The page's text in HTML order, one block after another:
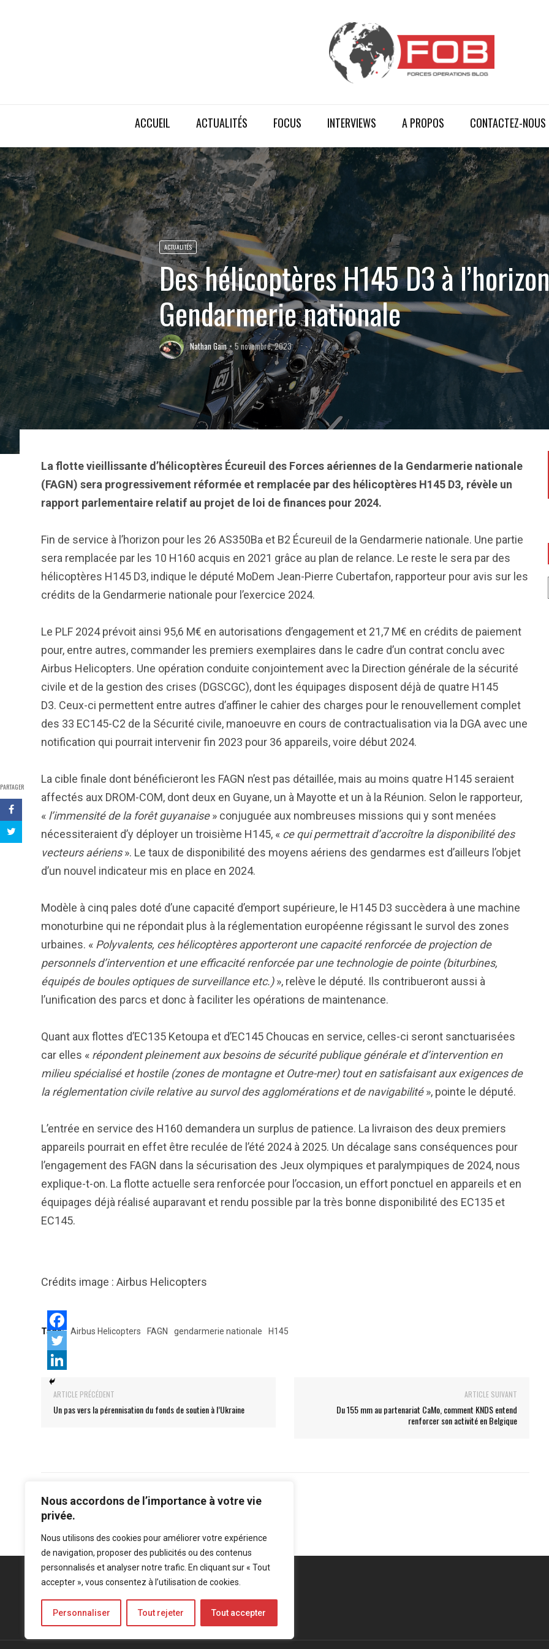
Nous accordons de l’importance à votre vie
privée.
Nous utilisons des cookies pour améliorer votre expérience
de navigation, proposer des publicités ou des contenus
personnalisés et analyser notre trafic. En cliquant sur « Tout
accepter », vous consentez à l’utilisation de cookies.
Personnaliser Tout rejeter Tout accepter
ACCUEIL ACTUALITÉS FOCUS INTERVIEWS A PROPOS CONTACTEZ-NOUS
ACTUALITÉS
Des hélicoptères H145 D3 à
Gendarmerie nationale
Nathan Gain 5 novembre, 2023
PARTAGER
La flotte vieillissante d’hélicoptères Écureuil des Forces aériennes de la Gendarmerie nationale
(FAGN) sera progressivement réformée et remplacée par des hélicoptères H145 D3, révèle un
rapport parlementaire relatif au projet de loi de finances pour 2024.
Fin de service à l’horizon pour les 26 AS350Ba et B2 Écureuil de la Gendarmerie nationale. Une partie
sera remplacée par les 10 H160 acquis en 2021 grâce au plan de relance. Le reste le sera par des
hélicoptères H145 D3, indique le député MoDem Jean-Pierre Cubertafon, rapporteur pour avis sur les
crédits de la Gendarmerie nationale pour l’exercice 2024.
Le PLF 2024 prévoit ainsi 95,6 M€ en autorisations d’engagement et 21,7 M€ en crédits de paiement
pour, entre autres, commander les premiers exemplaires dans le cadre d’un contrat conclu avec
Airbus Helicopters. Une opération conduite conjointement avec la Direction générale de la sécurité
civile et de la gestion des crises (DGSCGC), dont les équipages disposent déjà de quatre H145
D3. Ceux-ci permettent entre autres d’affiner le cahier des charges pour le renouvellement complet
des 33 EC145-C2 de la Sécurité civile, manoeuvre en cours de contractualisation via la DGA avec une
notification qui pourrait intervenir fin 2023 pour 36 appareils, voire début 2024.
La cible finale dont bénéficieront les FAGN n’est pas détaillée, mais au moins quatre H145 seraient
affectés aux DROM-COM, dont deux en Guyane, un à Mayotte et un à la Réunion. Selon le rapporteur,
« l’immensité de la forêt guyanaise» conjuguée aux nombreuses missions qui y sont menées
nécessiteraient d’y déployer un troisième H145, « ce qui permettrait d’accroître la disponibilité des
vecteurs aériens». Le taux de disponibilité des moyens aériens des gendarmes est d’ailleurs l’objet
d’un nouvel indicateur mis en place en 2024.
Modèle à cinq pales doté d’une capacité d’emport supérieure, le H145 D3 succèdera à une machine
monoturbine qui ne répondait plus à la réglementation européenne régissant le survol des zones
urbaines. « Polyvalents, ces hélicoptères apporteront une capacité renforcée de projection de
personnels d’intervention et une efficacité renforcée par une technologie de pointe (biturbines,
équipés de boules optiques de surveillance etc.)», relève le député. Ils contribueront aussi à
l’unification des parcs et donc à faciliter les opérations de maintenance.
Quant aux flottes d’EC135 Ketoupa et d’EC145 Choucas en service, celles-ci seront sanctuarisées
car elles « répondent pleinement aux besoins de sécurité publique générale et d’intervention en
milieu spécialisé et hostile (zones de montagne et Outre-mer) tout en satisfaisant aux exigences de
la réglementation civile relative au survol des agglomérations et de navigabilité», pointe le député.
L’entrée en service des H160 demandera un surplus de patience. La livraison des deux premiers
appareils pourrait en effet être reculée de l’été 2024 à 2025. Un décalage sans conséquences pour
l’engagement des FAGN dans la sécurisation des Jeux olympiques et paralympiques de 2024, nous
explique-t-on. La flotte actuelle sera renforcée pour l’occasion, un effort ponctuel en appareils et en
équipages déjà réalisé auparavant et rendu possible par la très bonne disponibilité des EC135 et
EC145.
Crédits image : Airbus Helicopters
Tags: Airbus Helicopters FAGN gendarmerie nationale H145
ARTICLE PRÉCÉDENT
Un pas vers la pérennisation du fonds de soutien à l’Ukraine
ARTICLE SUIVANT
Du 155 mm au partenariat CaMo, comment KNDS entend
renforcer son activité en Belgique
Mentions légales-Politique de confidentialité